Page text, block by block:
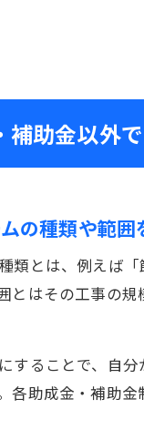
補助金以外
の種類や範囲
類とは、例えば
とはその工事の
することで、自
各助成金・補助